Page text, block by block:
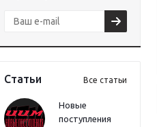
Статьи Все статьи
Новые
поступления